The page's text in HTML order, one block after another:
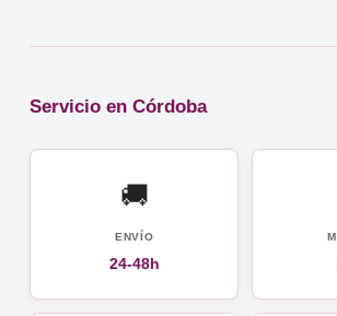
Servicio en Córdoba
🚚
ENVÍO
24-48h